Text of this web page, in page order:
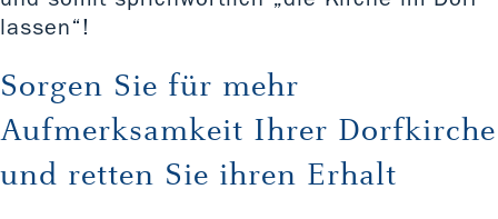
lassen“!
Sorgen Sie für mehr
Aufmerksamkeit Ihrer Dorfkirche
und retten Sie ihren Erhalt